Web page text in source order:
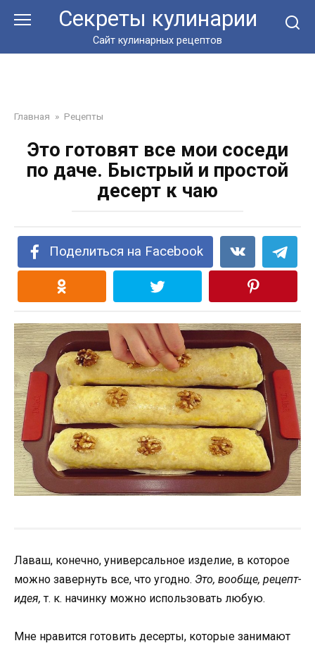
Секреты кулинарии
Сайт кулинарных рецептов
Главная » Рецепты
Это готовят все мои соседи
по даче. Быстрый и простой
десерт к чаю
Поделиться на Facebook
Лаваш, конечно, универсальное изделие, в которое
можно завернуть все, что угодно. Это, вообще, рецепт-
идея, т. к. начинку можно использовать любую.
Мне нравится готовить десерты, которые занимают